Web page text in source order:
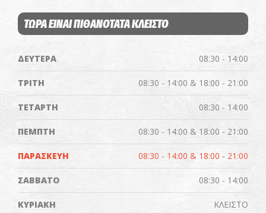
ΤΩΡΑ ΕΙΝΑΙ ΠΙΘΑΝΟΤΑΤΑ ΚΛΕΙΣΤΟ
ΔΕΥΤΕΡΑ 08:30 - 14:00
ΤΡΙΤΗ 08:30 - 14:00 & 18:00 - 21:00
ΤΕΤΑΡΤΗ 08:30 - 14:00
ΠΕΜΠΤΗ 08:30 - 14:00 & 18:00 - 21:00
ΠΑΡΑΣΚΕΥΗ 08:30 - 14:00 & 18:00 - 21:00
ΣΑΒΒΑΤΟ 08:30 - 14:00
ΚΥΡΙΑΚΗ ΚΛΕΙΣΤΟ